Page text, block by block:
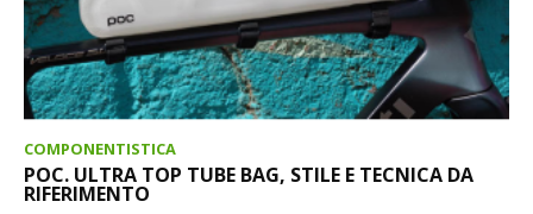
COMPONENTISTICA
POC. ULTRA TOP TUBE BAG, STILE E TECNICA DA
RIFERIMENTO